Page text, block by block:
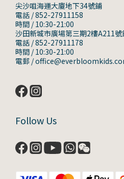
尖沙咀海運大廈地下34號鋪
電話 / 852-27911158
時間 / 10:30-21:00
沙田新城市廣場第三期2樓A211號
電話 / 852-27911178
時間 / 10:30-21:00
電郵 /
Follow Us